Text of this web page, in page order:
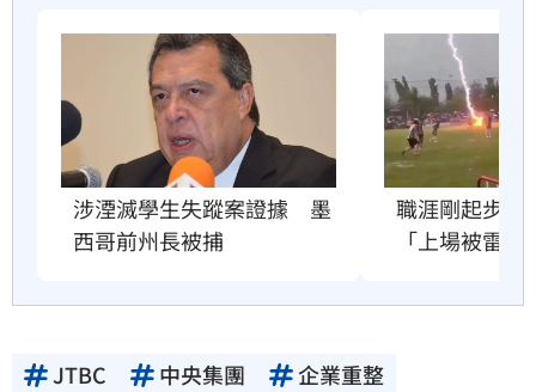
涉湮滅學生失蹤案證據　墨
西哥前州長被捕
職涯剛起步　
「上場被雷劈
JTBC 中央集團
企業重整